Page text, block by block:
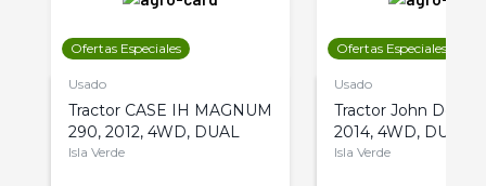
Ofertas Especiales
Usado
Tractor CASE IH MAGNUM
290, 2012, 4WD, DUAL
Isla Verde
Ofertas Especiales
Usado
Tractor John Deere
2014, 4WD, DUAL
Isla Verde